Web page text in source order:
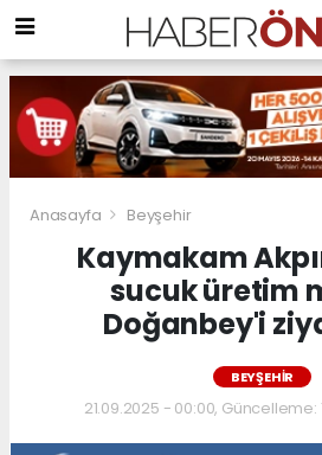
Anasayfa Beyşehir
Kaymakam
sucuk üretim
Doğanbey'i
BEYŞEHIR
21.09.2025 - 00:00, Güncelleme: